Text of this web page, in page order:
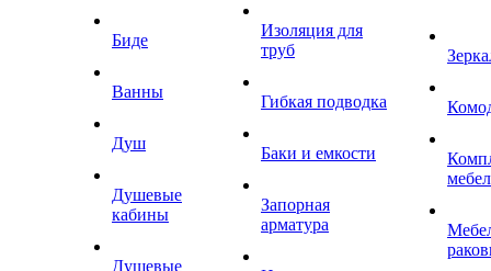
Биде
Ванны
Душ
Душевые
кабины
Душевые
Изоляция для
труб
Гибкая подводка
Баки и емкости
Запорная
арматура